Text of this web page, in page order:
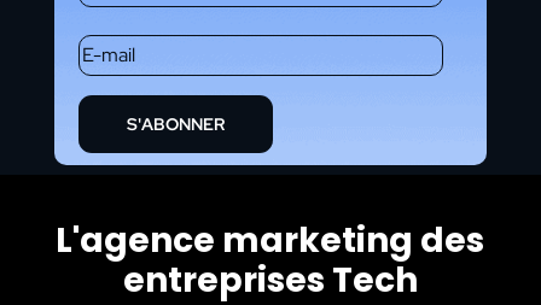
S'ABONNER
L'agence marketing des
entreprises Tech